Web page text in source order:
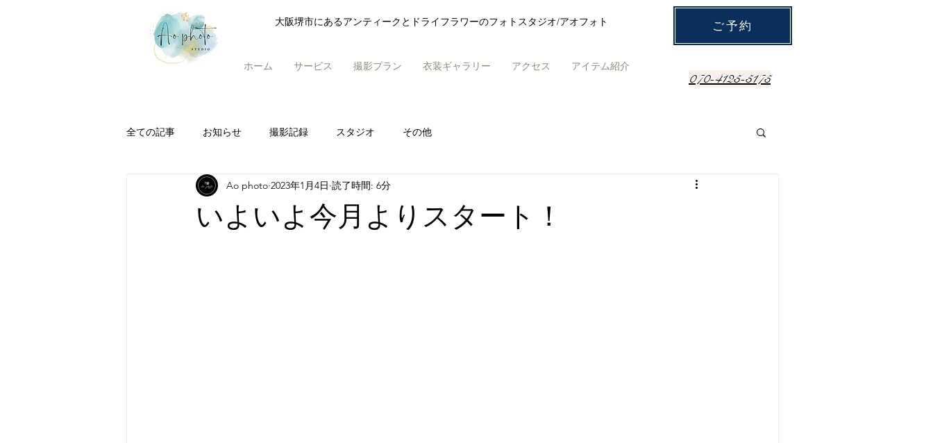
大阪堺市にあるアンティークとドライフラワーのフォトスタジオ/アオフォト ご予約
ホーム サービス 撮影プラン 衣装ギャラリー アクセス アイテム紹介
070-4125-5175
全ての記事 お知らせ 撮影記録 スタジオ その他
いよいよ今月よりスタート！
Ao photo 2023年1月4日 読了時間: 6分